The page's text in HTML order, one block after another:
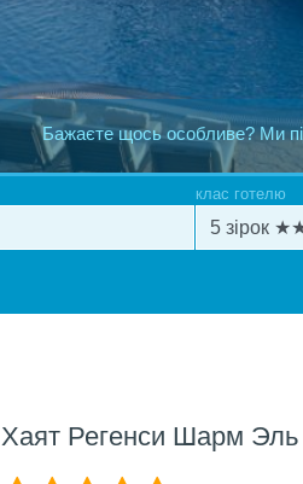
Бажаєте щось особливе? Ми
клас готелю
Хаят Регенси Шарм